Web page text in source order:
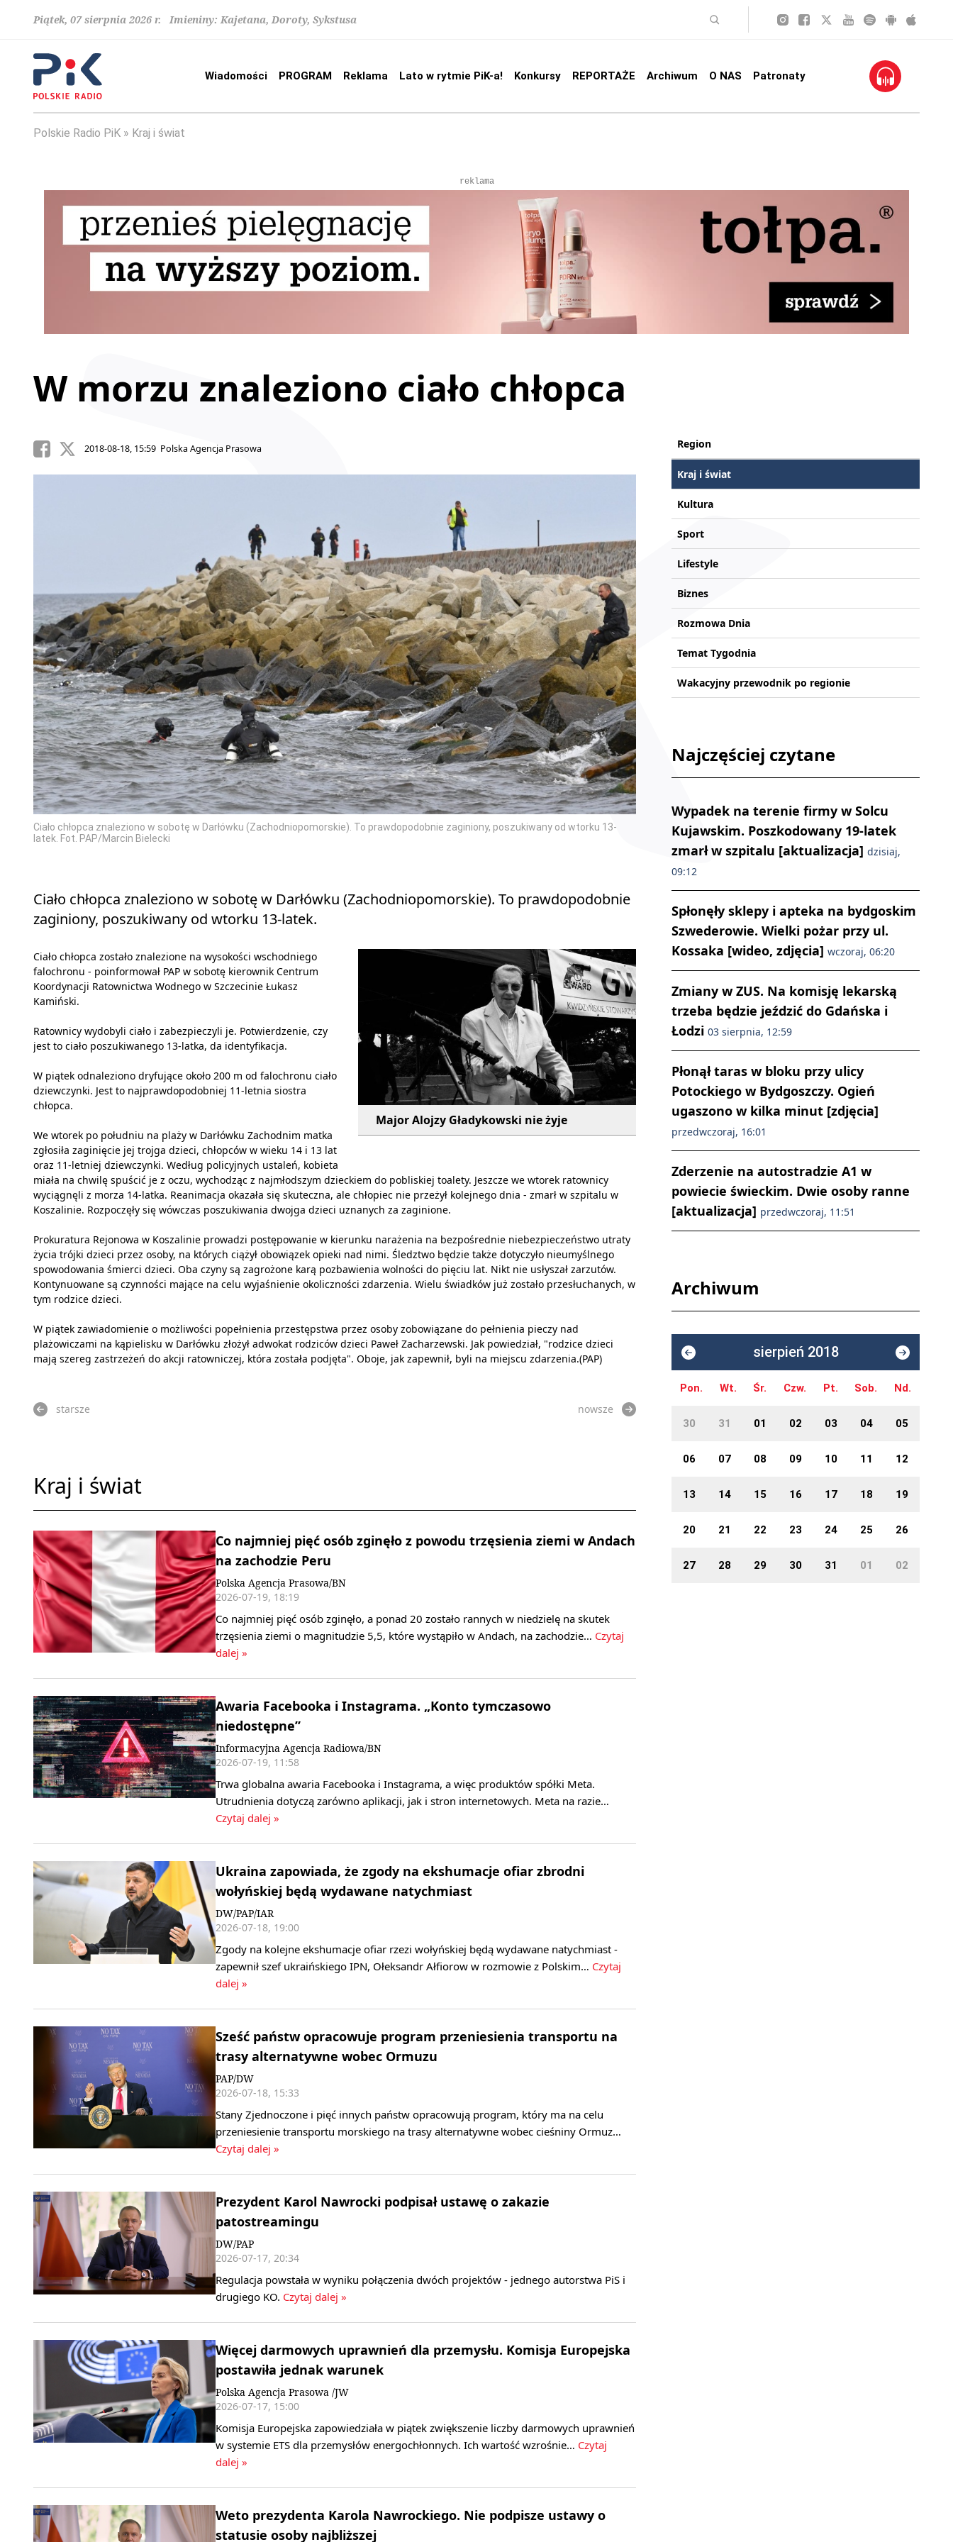
Piątek, 07 sierpnia 2026 r. Imieniny: Kajetana, Doroty, Sykstusa
Wiadomości PROGRAM Reklama Lato w rytmie PiK-a! Konkursy REPORTAŻE Archiwum O NAS Patronaty
Polskie Radio PiK Kraj i świat
reklama
W morzu znaleziono ciało chłopca
2018-08-18, 15:59 Polska Agencja Prasowa
Ciało chłopca znaleziono w sobotę w Darłówku (Zachodniopomorskie). To prawdopodobnie zaginiony, poszukiwany od wtorku 13-
latek. Fot. PAP/Marcin Bielecki
Ciało chłopca znaleziono w sobotę w Darłówku (Zachodniopomorskie). To prawdopodobnie
zaginiony, poszukiwany od wtorku 13-latek.
Major Alojzy Gładykowski nie żyje
Ciało chłopca zostało znalezione na wysokości wschodniego
falochronu - poinformował PAP w sobotę kierownik Centrum
Koordynacji Ratownictwa Wodnego w Szczecinie Łukasz
Kamiński.
Ratownicy wydobyli ciało i zabezpieczyli je. Potwierdzenie, czy
jest to ciało poszukiwanego 13-latka, da identyfikacja.
W piątek odnaleziono dryfujące około 200 m od falochronu ciało
dziewczynki. Jest to najprawdopodobniej 11-letnia siostra
chłopca.
We wtorek po południu na plaży w Darłówku Zachodnim matka
zgłosiła zaginięcie jej trojga dzieci, chłopców w wieku 14 i 13 lat
oraz 11-letniej dziewczynki. Według policyjnych ustaleń, kobieta
miała na chwilę spuścić je z oczu, wychodząc z najmłodszym dzieckiem do pobliskiej toalety. Jeszcze we wtorek ratownicy
wyciągnęli z morza 14-latka. Reanimacja okazała się skuteczna, ale chłopiec nie przeżył kolejnego dnia - zmarł w szpitalu w
Koszalinie. Rozpoczęły się wówczas poszukiwania dwojga dzieci uznanych za zaginione.
Prokuratura Rejonowa w Koszalinie prowadzi postępowanie w kierunku narażenia na bezpośrednie niebezpieczeństwo utraty
życia trójki dzieci przez osoby, na których ciążył obowiązek opieki nad nimi. Śledztwo będzie także dotyczyło nieumyślnego
spowodowania śmierci dzieci. Oba czyny są zagrożone karą pozbawienia wolności do pięciu lat. Nikt nie usłyszał zarzutów.
Kontynuowane są czynności mające na celu wyjaśnienie okoliczności zdarzenia. Wielu świadków już zostało przesłuchanych, w
tym rodzice dzieci.
W piątek zawiadomienie o możliwości popełnienia przestępstwa przez osoby zobowiązane do pełnienia pieczy nad
plażowiczami na kąpielisku w Darłówku złożył adwokat rodziców dzieci Paweł Zacharzewski. Jak powiedział, "rodzice dzieci
mają szereg zastrzeżeń do akcji ratowniczej, która została podjęta". Oboje, jak zapewnił, byli na miejscu zdarzenia.(PAP)
starsze nowsze
Kraj i świat
Co najmniej pięć osób zginęło z powodu trzęsienia ziemi w Andach
na zachodzie Peru
Polska Agencja Prasowa/BN
2026-07-19, 18:19
Co najmniej pięć osób zginęło, a ponad 20 zostało rannych w niedzielę na skutek
trzęsienia ziemi o magnitudzie 5,5, które wystąpiło w Andach, na zachodzie… Czytaj
dalej »
Awaria Facebooka i Instagrama. „Konto tymczasowo
niedostępne”
Informacyjna Agencja Radiowa/BN
2026-07-19, 11:58
Trwa globalna awaria Facebooka i Instagrama, a więc produktów spółki Meta.
Utrudnienia dotyczą zarówno aplikacji, jak i stron internetowych. Meta na razie…
Czytaj dalej »
Ukraina zapowiada, że zgody na ekshumacje ofiar zbrodni
wołyńskiej będą wydawane natychmiast
DW/PAP/IAR
2026-07-18, 19:00
Zgody na kolejne ekshumacje ofiar rzezi wołyńskiej będą wydawane natychmiast -
zapewnił szef ukraińskiego IPN, Ołeksandr Ałfiorow w rozmowie z Polskim… Czytaj
dalej »
Sześć państw opracowuje program przeniesienia transportu na
trasy alternatywne wobec Ormuzu
PAP/DW
2026-07-18, 15:33
Stany Zjednoczone i pięć innych państw opracowują program, który ma na celu
przeniesienie transportu morskiego na trasy alternatywne wobec cieśniny Ormuz…
Czytaj dalej »
Prezydent Karol Nawrocki podpisał ustawę o zakazie
patostreamingu
DW/PAP
2026-07-17, 20:34
Regulacja powstała w wyniku połączenia dwóch projektów - jednego autorstwa PiS i
drugiego KO. Czytaj dalej »
Więcej darmowych uprawnień dla przemysłu. Komisja Europejska
postawiła jednak warunek
Polska Agencja Prasowa /JW
2026-07-17, 15:00
Komisja Europejska zapowiedziała w piątek zwiększenie liczby darmowych uprawnień
w systemie ETS dla przemysłów energochłonnych. Ich wartość wzrośnie… Czytaj
dalej »
Weto prezydenta Karola Nawrockiego. Nie podpisze ustawy o
statusie osoby najbliższej
Region
Kraj i świat
Kultura
Sport
Lifestyle
Biznes
Rozmowa Dnia
Temat Tygodnia
Wakacyjny przewodnik po regionie
Najczęściej czytane
Wypadek na terenie firmy w Solcu
Kujawskim. Poszkodowany 19-latek
zmarł w szpitalu [aktualizacja] dzisiaj,
09:12
Spłonęły sklepy i apteka na bydgoskim
Szwederowie. Wielki pożar przy ul.
Kossaka [wideo, zdjęcia] wczoraj, 06:20
Zmiany w ZUS. Na komisję lekarską
trzeba będzie jeździć do Gdańska i
Łodzi 03 sierpnia, 12:59
Płonął taras w bloku przy ulicy
Potockiego w Bydgoszczy. Ogień
ugaszono w kilka minut [zdjęcia]
przedwczoraj, 16:01
Zderzenie na autostradzie A1 w
powiecie świeckim. Dwie osoby ranne
[aktualizacja] przedwczoraj, 11:51
Archiwum
sierpień 2018
Pon. Wt. Śr. Czw. Pt. Sob. Nd.
30 31 01 02 03 04 05
06 07 08 09 10 11 12
13 14 15 16 17 18 19
20 21 22 23 24 25 26
27 28 29 30 31 01 02